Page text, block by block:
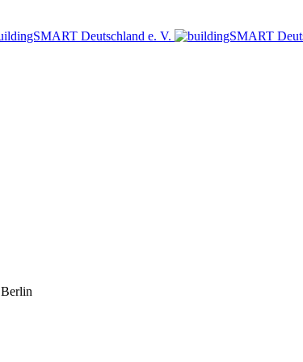
den Newsletter des bSD Verlags an!